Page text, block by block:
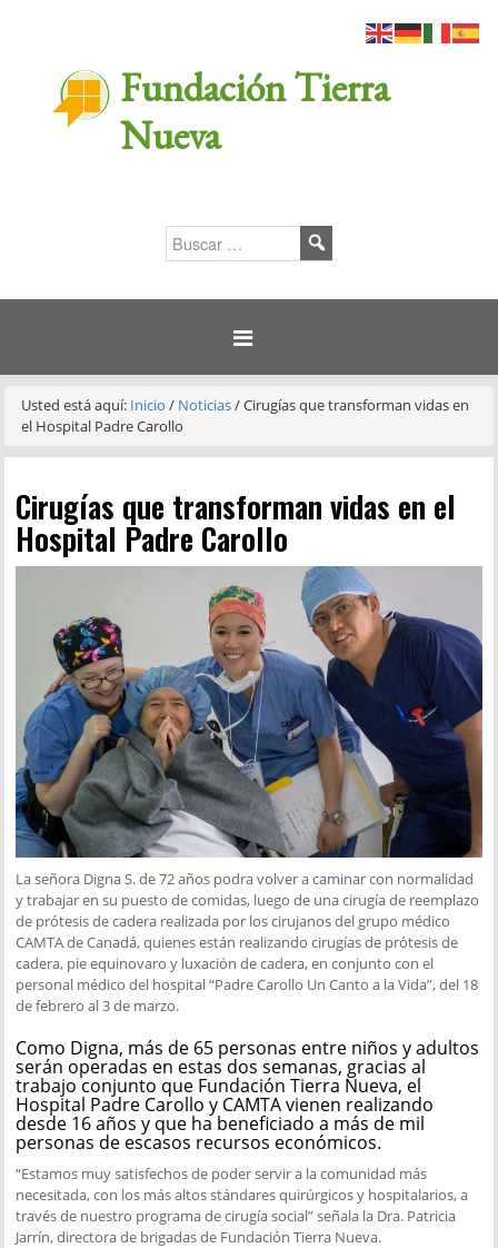
Fundación Tierra
Nueva
Usted está aquí: Inicio/ Noticias/Cirugías que transforman vidas en
el Hospital Padre Carollo
Cirugías que transforman vidas en el
Hospital Padre Carollo
La señora Digna S. de 72 años podra volver a caminar con normalidad
y trabajar en su puesto de comidas, luego de una cirugía de reemplazo
de prótesis de cadera realizada por los cirujanos del grupo médico
CAMTA de Canadá, quienes están realizando cirugías de prótesis de
cadera, pie equinovaro y luxación de cadera, en conjunto con el
personal médico del hospital “Padre Carollo Un Canto a la Vida”, del 18
de febrero al 3 de marzo.
Como Digna, más de 65 personas entre niños y adultos
serán operadas en estas dos semanas, gracias al
trabajo conjunto que Fundación Tierra Nueva, el
Hospital Padre Carollo y CAMTA vienen realizando
desde 16 años y que ha beneficiado a más de mil
personas de escasos recursos económicos.
“Estamos muy satisfechos de poder servir a la comunidad más
necesitada, con los más altos stándares quirúrgicos y hospitalarios, a
través de nuestro programa de cirugía social” señala la Dra. Patricia
Jarrín, directora de brigadas de Fundación Tierra Nueva.